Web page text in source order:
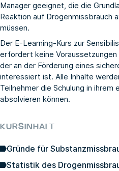
Manager geeignet, die die
Reaktion auf Drogenmissbrauch
müssen.
Der E-Learning-Kurs zur
erfordert keine Voraussetzungen
der an der Förderung eines
interessiert ist. Alle Inhalte
Teilnehmer die Schulung in
absolvieren können.
KURSINHALT
Gründe für
Statistik des